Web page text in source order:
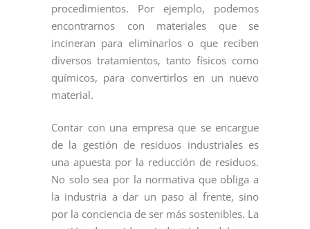
procedimientos. Por ejemplo, podemos
encontrarnos con materiales que se
incineran para eliminarlos o que reciben
diversos tratamientos, tanto físicos como
químicos, para convertirlos en un nuevo
material.
Contar con una empresa que se encargue
de la gestión de residuos industriales es
una apuesta por la reducción de residuos.
No solo sea por la normativa que obliga a
la industria a dar un paso al frente, sino
por la conciencia de ser más sostenibles. La